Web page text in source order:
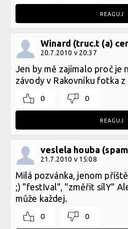
REAGUJ
Winard (truc.t (a)
20.7.2010 v 20:37
Jen by mě zajímalo proč je
závody v Rakovníku fotka z
0 0
REAGUJ
veslela houba
21.7.2010 v 15:08
Milá pozvánka, jenom
;) "festIval", "změřit sílY"
může každej.
0 0